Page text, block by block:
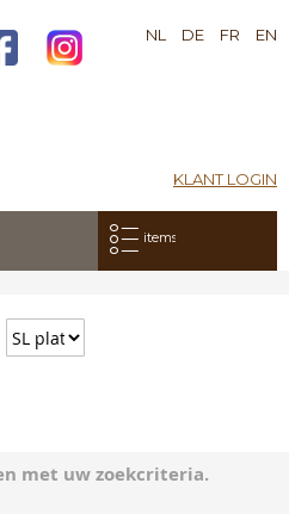
KLANT LOGIN
NL DE FR EN
Mijn bestelling:
items
met uw zoekcriteria.